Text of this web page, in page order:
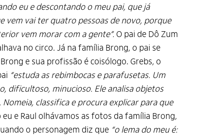
eu e descontando o meu pai, que já
vem vai ter quatro pessoas de novo, porque
vem morar com a gente”. O pai de Dô Zum
no circo. Já na família Brong, o pai se
e sua profissão é coisólogo. Grebs, o
“estuda as rebimbocas e parafusetas. Um
dificultoso, minucioso. Ele analisa objetos
classifica e procura explicar para que
e Raul olhávamos as fotos da família Brong,
o personagem diz que “o lema do meu é: